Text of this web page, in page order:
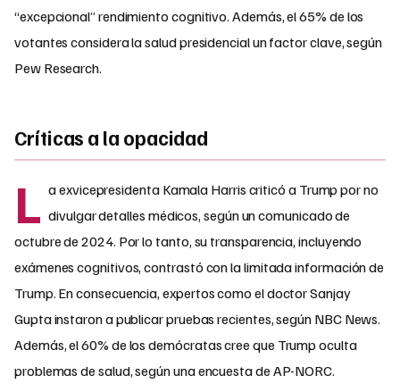
“excepcional” rendimiento cognitivo. Además, el 65% de los
votantes considera la salud presidencial un factor clave, según
Pew Research.
Críticas a la opacidad
L a exvicepresidenta Kamala Harris criticó a Trump por no
divulgar detalles médicos, según un comunicado de
octubre de 2024. Por lo tanto, su transparencia, incluyendo
exámenes cognitivos, contrastó con la limitada información de
Trump. En consecuencia, expertos como el doctor Sanjay
Gupta instaron a publicar pruebas recientes, según NBC News.
Además, el 60% de los demócratas cree que Trump oculta
problemas de salud, según una encuesta de AP-NORC.